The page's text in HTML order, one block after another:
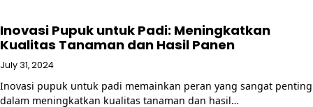
Inovasi Pupuk untuk Padi: Meningkatkan
Kualitas Tanaman dan Hasil Panen
July 31, 2024
Inovasi pupuk untuk padi memainkan peran yang sangat penting
dalam meningkatkan kualitas tanaman dan hasil…